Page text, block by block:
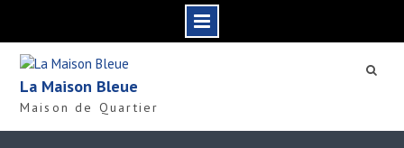
t
La Maison Bleue
Maison de Quartier